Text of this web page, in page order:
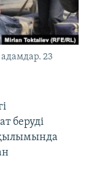
23
беруді